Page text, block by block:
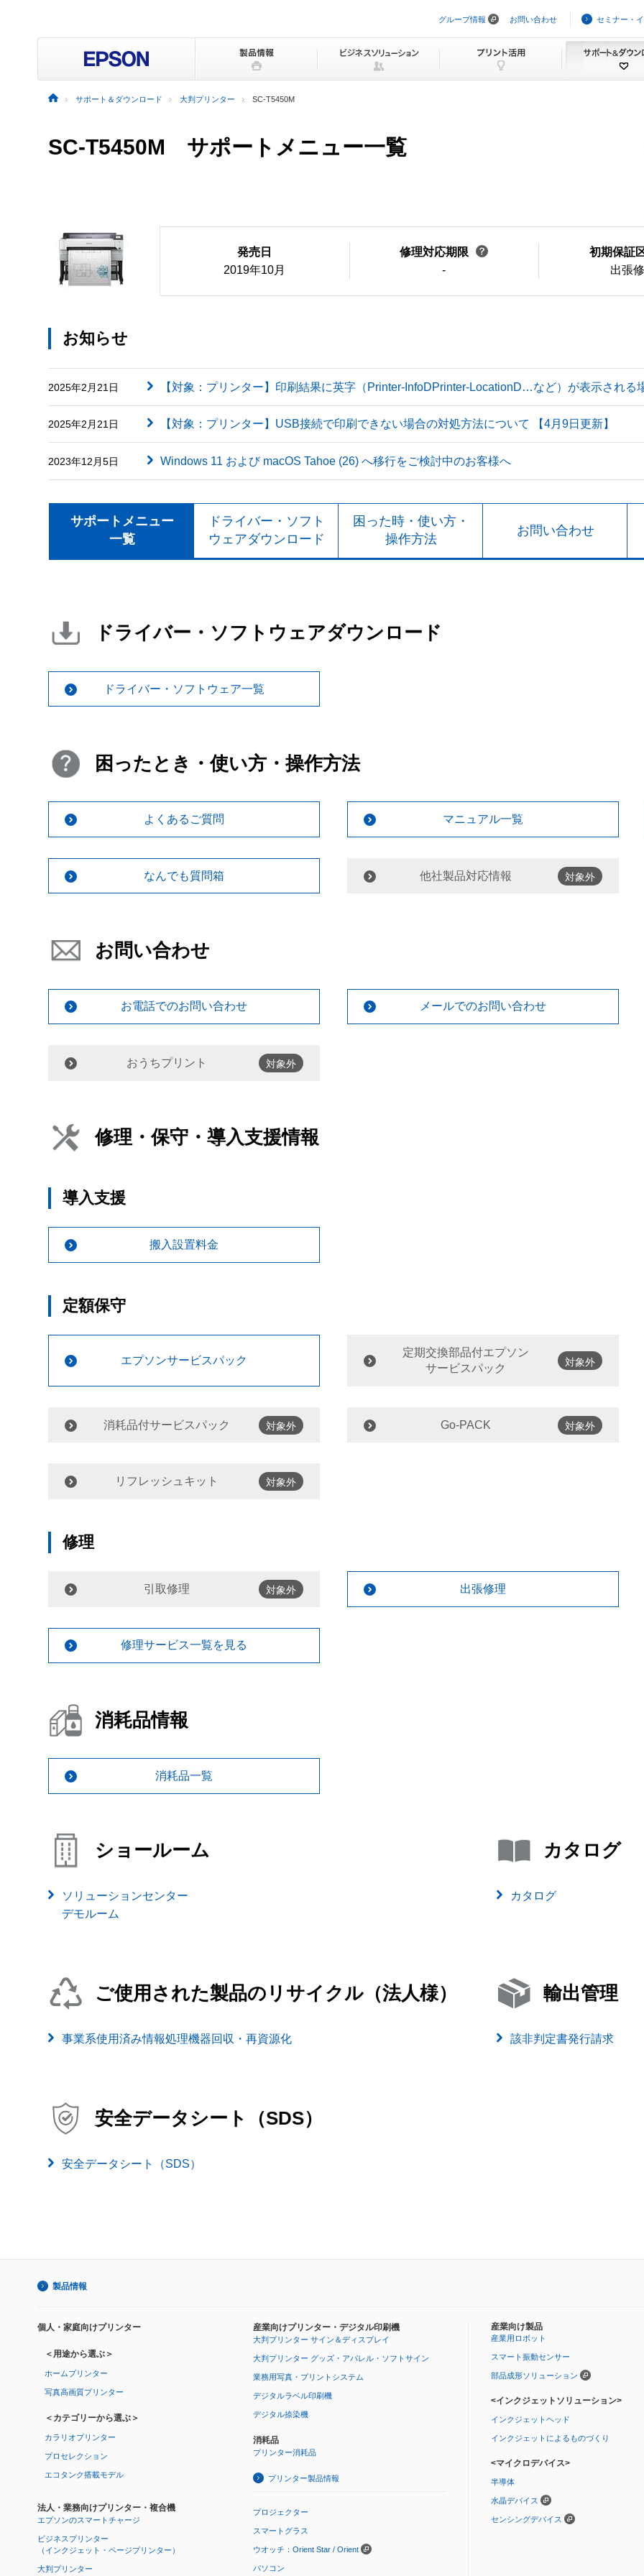
ビ
ョ
グループ情報 お問い合わせ セミナー・
サポート＆ダウンロード 大判プリンター SC-T5450M
SC-T5450M サポートメニュー一覧
発売日
2019年10月
修理対応期限
-
初期保証
出張
お知らせ
2025年2月21日 【対象：プリンター】印刷結果に英字（Printer-InfoDPrinter-LocationD…など）が表示される
2025年2月21日 【対象：プリンター】USB接続で印刷できない場合の対処方法について 【4月9日更新】
2023年12月5日 Windows 11 および macOS Tahoe (26) へ移行をご検討中のお客様へ
サポートメニュー
一覧
ドライバー・ソフト
ウェアダウンロード
困った時・使い方・
操作方法
お問い合わせ
ドライバー・ソフトウェアダウンロード
ドライバー・ソフトウェア一覧
困ったとき・使い方・操作方法
よくあるご質問 マニュアル一覧
なんでも質問箱 他社製品対応情報 対象外
お問い合わせ
お電話でのお問い合わせ メールでのお問い合わせ
おうちプリント 対象外
修理・保守・導入支援情報
導入支援
搬入設置料金
定額保守
エプソンサービスパック
定期交換部品付エプソン
サービスパック
対象外
消耗品付サービスパック 対象外 Go-PACK 対象外
リフレッシュキット 対象外
修理
引取修理 対象外 出張修理
修理サービス一覧を見る
消耗品情報
消耗品一覧
ショールーム
ソリューションセンター
デモルーム
カタログ
カタログ
ご使用された製品のリサイクル（法人様）
事業系使用済み情報処理機器回収・再資源化
輸出管理
該非判定書発行請求
安全データシート（SDS）
安全データシート（SDS）
製品情報
個人・家庭向けプリンター
＜用途から選ぶ＞
ホームプリンター
写真高画質プリンター
＜カテゴリーから選ぶ＞
カラリオプリンター
プロセレクション
エコタンク搭載モデル
法人・業務向けプリンター・複合機
エプソンのスマートチャージ
ビジネスプリンター
（インクジェット・ページプリンター）
大判プリンター
産業向けプリンター・デジタル印刷機
大判プリンター サイン＆ディスプレイ
大判プリンター グッズ・アパレル・ソフトサイン
業務用写真・プリントシステム
デジタルラベル印刷機
デジタル捺染機
消耗品
プリンター消耗品
プリンター製品情報
プロジェクター
スマートグラス
ウオッチ：Orient Star / Orient
パソコン
産業向け製品
産業用ロボット
スマート振動センサー
部品成形ソリューション
<インクジェットソリューション>
インクジェットヘッド
インクジェットによるものづくり
<マイクロデバイス>
半導体
水晶デバイス
センシングデバイス